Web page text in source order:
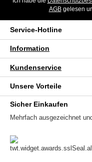
AGBgelesen
Service-Hotline
Information
Kundenservice
Unsere Vorteile
Sicher Einkaufen
Mehrfach ausgezeichnet